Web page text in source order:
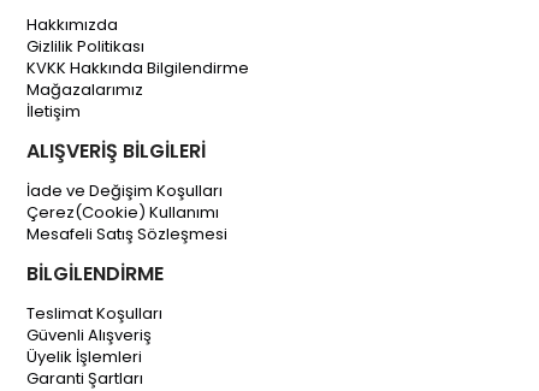
Hakkımızda
Gizlilik Politikası
KVKK Hakkında Bilgilendirme
Mağazalarımız
İletişim
ALIŞVERİŞ BİLGİLERİ
İade ve Değişim Koşulları
Çerez(Cookie) Kullanımı
Mesafeli Satış Sözleşmesi
BİLGİLENDİRME
Teslimat Koşulları
Güvenli Alışveriş
Üyelik İşlemleri
Garanti Şartları